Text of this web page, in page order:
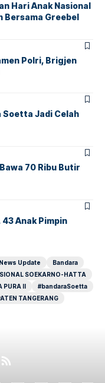
Hari Anak Nasional
Bersama Greebel
Polri, Brigjen
Soetta Jadi Celah
70 Ribu Butir
43 Anak Pimpin
News Update
Bandara
SOEKARNO-HATTA
PURA II
#bandaraSoetta
TANGERANG